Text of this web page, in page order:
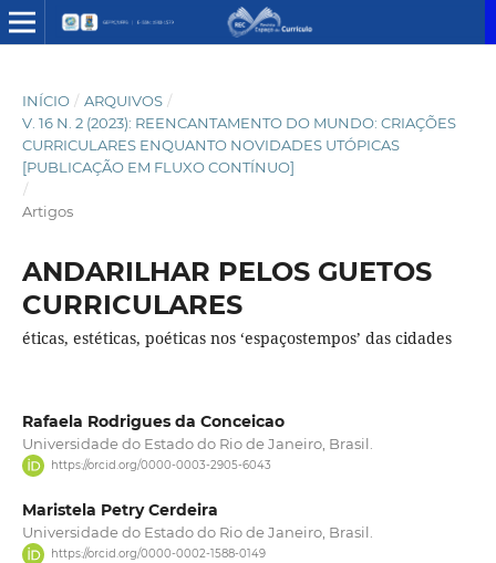
INÍCIO / ARQUIVOS /
V. 16 N. 2 (2023): REENCANTAMENTO DO MUNDO: CRIAÇÕES
CURRICULARES ENQUANTO NOVIDADES UTÓPICAS
[PUBLICAÇÃO EM FLUXO CONTÍNUO]
/
Artigos
ANDARILHAR PELOS GUETOS
CURRICULARES
éticas, estéticas, poéticas nos ‘espaçostempos’ das cidades
Rafaela Rodrigues da Conceicao
Universidade do Estado do Rio de Janeiro, Brasil.
https://orcid.org/0000-0003-2905-6043
Maristela Petry Cerdeira
Universidade do Estado do Rio de Janeiro, Brasil.
https://orcid.org/0000-0002-1588-0149